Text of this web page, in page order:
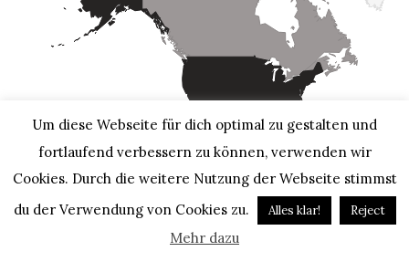
Um diese Webseite für dich optimal zu gestalten und
fortlaufend verbessern zu können, verwenden wir
Cookies. Durch die weitere Nutzung der Webseite stimmst
du der Verwendung von Cookies zu.
Alles klar! Reject
Mehr dazu